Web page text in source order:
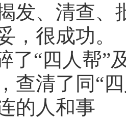
发、清查、
，很成功。
了“四人帮”
查清了同“
的人和事